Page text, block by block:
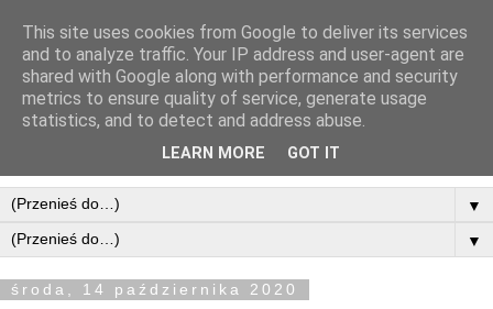
▼
▼
środa, 14 października 2020
This site uses cookies from Google to deliver its services
and to analyze traffic. Your IP address and user-agent are
shared with Google along with performance and security
metrics to ensure quality of service, generate usage
statistics, and to detect and address abuse.
LEARN MORE GOT IT